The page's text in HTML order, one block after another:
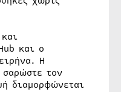
και ο
Η
τον
διαμορφώνεται